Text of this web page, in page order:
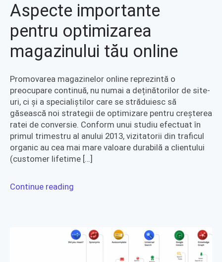
Aspecte importante
pentru optimizarea
magazinului tău online
Promovarea magazinelor online reprezintă o
preocupare continuă, nu numai a deținătorilor de site-
uri, ci și a specialiștilor care se străduiesc să
găsească noi strategii de optimizare pentru creșterea
ratei de conversie. Conform unui studiu efectuat în
primul trimestru al anului 2013, vizitatorii din traficul
organic au cea mai mare valoare durabilă a clientului
(customer lifetime […]
Continue reading